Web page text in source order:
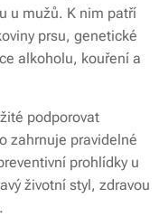
u mužů. K nim patří
prsu, genetické
alkoholu, kouření a
podporovat
zahrnuje pravidelné
prohlídky u
životní styl, zdravou